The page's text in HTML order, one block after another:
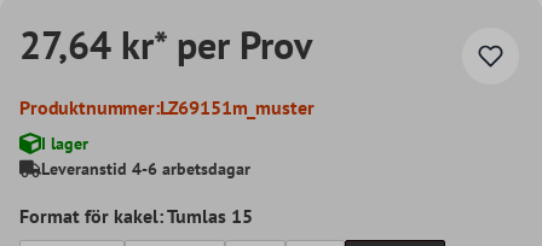
27,64 kr* per Prov
Produktnummer:LZ69151m_muster
I lager
Leveranstid 4-6 arbetsdagar
Format för kakel: Tumlas 15